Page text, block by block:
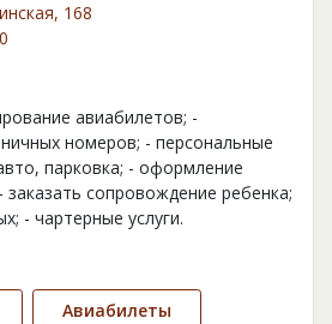
168
авиабилетов; -
номеров; - персональные
парковка; - оформление
заказать сопровождение ребенка;
- чартерные услуги.
Авиабилеты